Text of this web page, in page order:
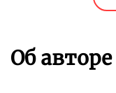
Об авторе